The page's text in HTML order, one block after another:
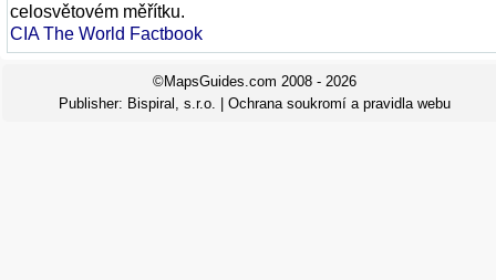
celosvětovém měřítku.
CIA The World Factbook
©MapsGuides.com 2008 - 2026
Publisher: Bispiral, s.r.o. Ochrana soukromí a pravidla webu